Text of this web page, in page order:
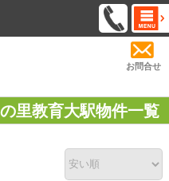
お問合せ
里教育大駅物件一覧